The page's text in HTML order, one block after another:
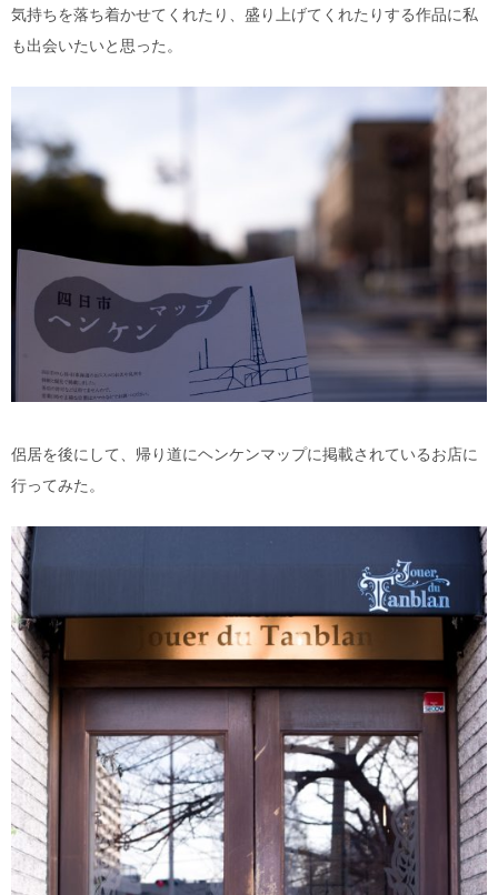
気持ちを落ち着かせてくれたり、盛り上げてくれたりする作品に私
も出会いたいと思った。
侶居を後にして、帰り道にヘンケンマップに掲載されているお店に
行ってみた。